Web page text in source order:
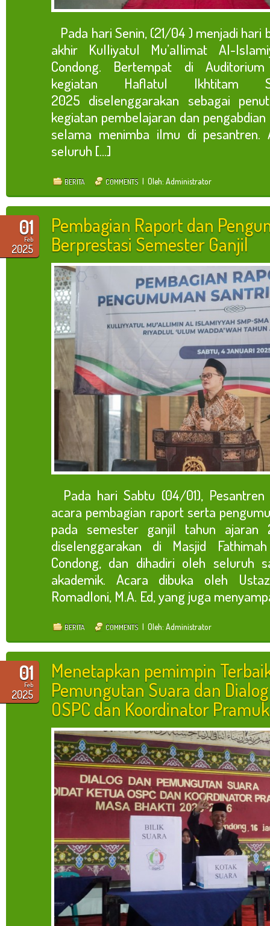
Pada hari Senin, (21/04 ) menjadi hari
akhir Kulliyatul Mu’allimat Al-
Condong. Bertempat di
kegiatan Haflatul Ikhtitam
2025 diselenggarakan sebagai
kegiatan pembelajaran dan
selama menimba ilmu di pesantren.
seluruh [...]
BERITA COMMENTS | Oleh: Administrator
01
Feb
2025
Pembagian Raport dan
Berprestasi Semester Ganjil
Pada hari Sabtu (04/01), Pesantren
acara pembagian raport serta
pada semester ganjil tahun ajaran
diselenggarakan di Masjid
Condong, dan dihadiri oleh seluruh
akademik. Acara dibuka oleh
Romadloni, M.A. Ed, yang juga
BERITA COMMENTS | Oleh: Administrator
01
Feb
2025
Menetapkan pemimpin
Pemungutan Suara dan
OSPC dan Koordinator